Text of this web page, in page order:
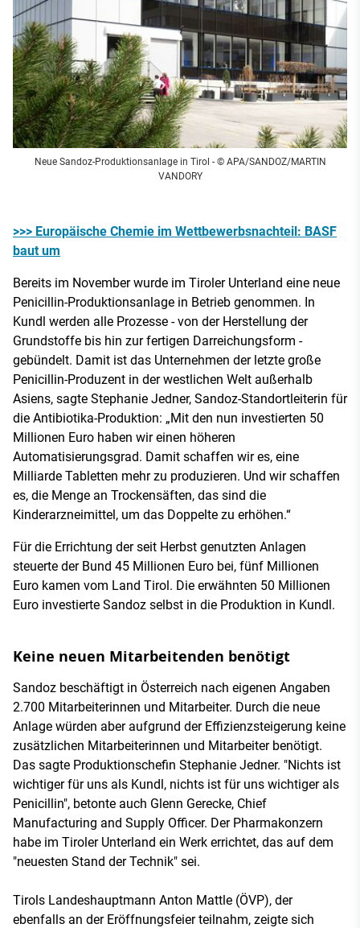
Neue Sandoz-Produktionsanlage in Tirol - © APA/SANDOZ/MARTIN
VANDORY
>>> Europäische Chemie im Wettbewerbsnachteil: BASF
baut um
Bereits im November wurde im Tiroler Unterland eine neue
Penicillin-Produktionsanlage in Betrieb genommen. In
Kundl werden alle Prozesse - von der Herstellung der
Grundstoffe bis hin zur fertigen Darreichungsform -
gebündelt. Damit ist das Unternehmen der letzte große
Penicillin-Produzent in der westlichen Welt außerhalb
Asiens, sagte Stephanie Jedner, Sandoz-Standortleiterin für
die Antibiotika-Produktion: „Mit den nun investierten 50
Millionen Euro haben wir einen höheren
Automatisierungsgrad. Damit schaffen wir es, eine
Milliarde Tabletten mehr zu produzieren. Und wir schaffen
es, die Menge an Trockensäften, das sind die
Kinderarzneimittel, um das Doppelte zu erhöhen.“
Für die Errichtung der seit Herbst genutzten Anlagen
steuerte der Bund 45 Millionen Euro bei, fünf Millionen
Euro kamen vom Land Tirol. Die erwähnten 50 Millionen
Euro investierte Sandoz selbst in die Produktion in Kundl.
Keine neuen Mitarbeitenden benötigt
Sandoz beschäftigt in Österreich nach eigenen Angaben
2.700 Mitarbeiterinnen und Mitarbeiter. Durch die neue
Anlage würden aber aufgrund der Effizienzsteigerung keine
zusätzlichen Mitarbeiterinnen und Mitarbeiter benötigt.
Das sagte Produktionschefin Stephanie Jedner. "Nichts ist
wichtiger für uns als Kundl, nichts ist für uns wichtiger als
Penicillin", betonte auch Glenn Gerecke, Chief
Manufacturing and Supply Officer. Der Pharmakonzern
habe im Tiroler Unterland ein Werk errichtet, das auf dem
"neuesten Stand der Technik" sei.
Tirols Landeshauptmann Anton Mattle (ÖVP), der
ebenfalls an der Eröffnungsfeier teilnahm, zeigte sich